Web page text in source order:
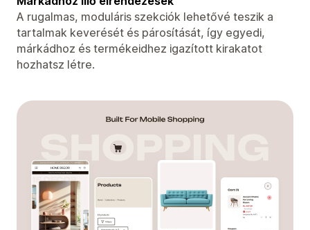
A rugalmas, moduláris szekciók lehetővé teszik a
tartalmak keverését és párosítását, így egyedi,
márkádhoz és termékeidhez igazított kirakatot
hozhatsz létre.